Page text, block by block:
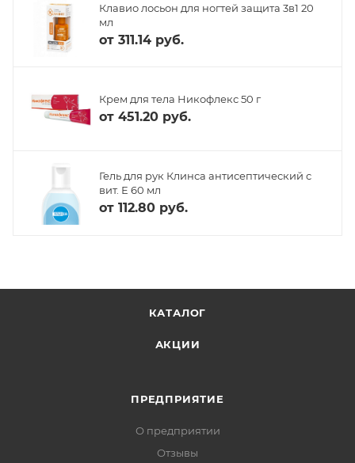
Клавио лосьон для ногтей защита 3в1 20
мл
от 311.14 руб.
Крем для тела Никофлекс 50 г
от 451.20 руб.
Гель для рук Клинса антисептический с
вит. Е 60 мл
от 112.80 руб.
КАТАЛОГ
АКЦИИ
ПРЕДПРИЯТИЕ
О предприятии
Отзывы